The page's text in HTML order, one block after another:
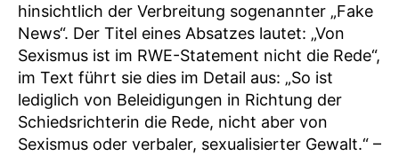
hinsichtlich der Verbreitung sogenannter „Fake
News“. Der Titel eines Absatzes lautet: „Von
Sexismus ist im RWE-Statement nicht die Rede“,
im Text führt sie dies im Detail aus: „So ist
lediglich von Beleidigungen in Richtung der
Schiedsrichterin die Rede, nicht aber von
Sexismus oder verbaler, sexualisierter Gewalt.“ –